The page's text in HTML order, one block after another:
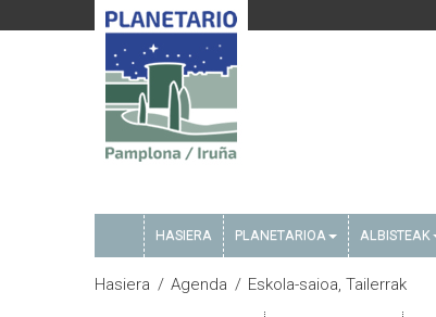
HASIERA PLANETARIOA ALBISTEAK
Hasiera Agenda Eskola-saioa, Tailerrak